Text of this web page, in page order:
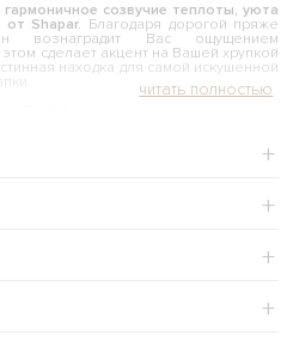
созвучие теплоты, уюта
от Shapar. Благодаря дорогой пряже
вознаградит Вас ощущением
сделает акцент на Вашей хрупкой
находка для самой искушенной
осени и весны. Роскошный темно-
вашего настроения кардиган можно
юбками, джинсами и официальными
примерить и купить кардиган с мехом